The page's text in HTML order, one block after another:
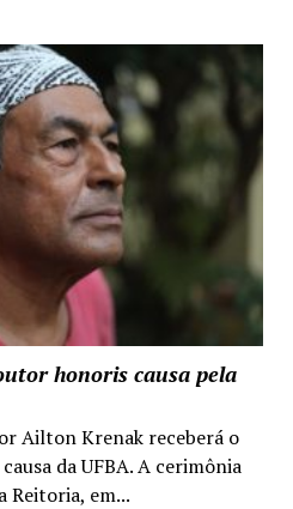
honoris causa pela
Ailton Krenak receberá o
da UFBA. A cerimônia
Reitoria, em...